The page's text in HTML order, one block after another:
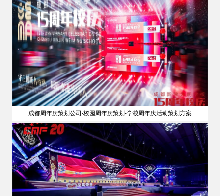
成都周年庆策划公司-校园周年庆策划-学校周年庆活动策划方案